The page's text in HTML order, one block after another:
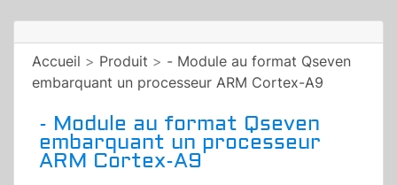
Accueil > Produit > - Module au format Qseven
embarquant un processeur ARM Cortex-A9
- Module au format Qseven
embarquant un processeur
ARM Cortex-A9